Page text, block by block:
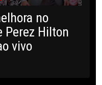
no
Perez Hilton
vivo